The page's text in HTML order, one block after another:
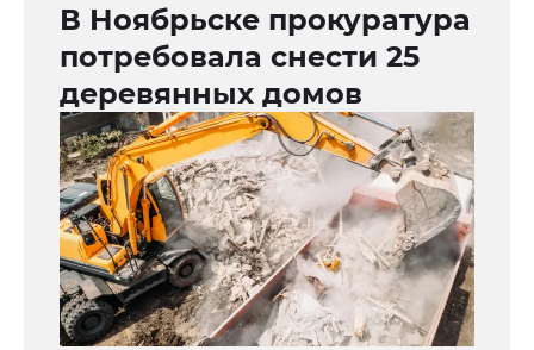
В Ноябрьске прокуратура
потребовала снести 25
деревянных домов